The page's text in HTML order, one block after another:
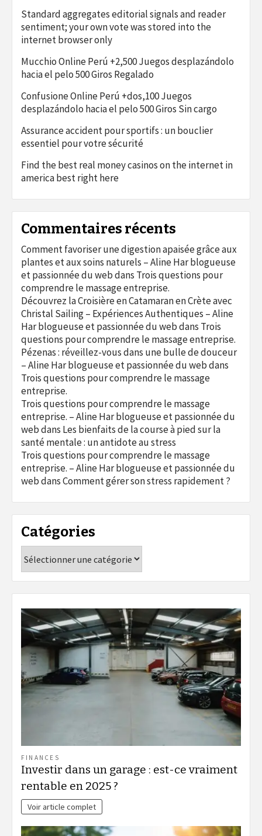
Standard aggregates editorial signals and reader
sentiment; your own vote was stored into the
internet browser only
Mucchio Online Perú +2,500 Juegos desplazándolo
hacia el pelo 500 Giros Regalado
Confusione Online Perú +dos,100 Juegos
desplazándolo hacia el pelo 500 Giros Sin cargo
Assurance accident pour sportifs : un bouclier
essentiel pour votre sécurité
Find the best real money casinos on the internet in
america best right here
Commentaires récents
Comment favoriser une digestion apaisée grâce aux
plantes et aux soins naturels – Aline Har blogueuse
et passionnée du webdans Trois questions pour
comprendre le massage entreprise.
Découvrez la Croisière en Catamaran en Crète avec
Christal Sailing – Expériences Authentiques – Aline
Har blogueuse et passionnée du webdans Trois
questions pour comprendre le massage entreprise.
Pézenas : réveillez-vous dans une bulle de douceur
– Aline Har blogueuse et passionnée du webdans
Trois questions pour comprendre le massage
entreprise.
Trois questions pour comprendre le massage
entreprise. – Aline Har blogueuse et passionnée du
webdans Les bienfaits de la course à pied sur la
santé mentale : un antidote au stress
Trois questions pour comprendre le massage
entreprise. – Aline Har blogueuse et passionnée du
webdansComment gérer son stress rapidement ?
Catégories
FINANCES
Investir dans un garage : est-ce vraiment
rentable en 2025 ?
Voir article complet